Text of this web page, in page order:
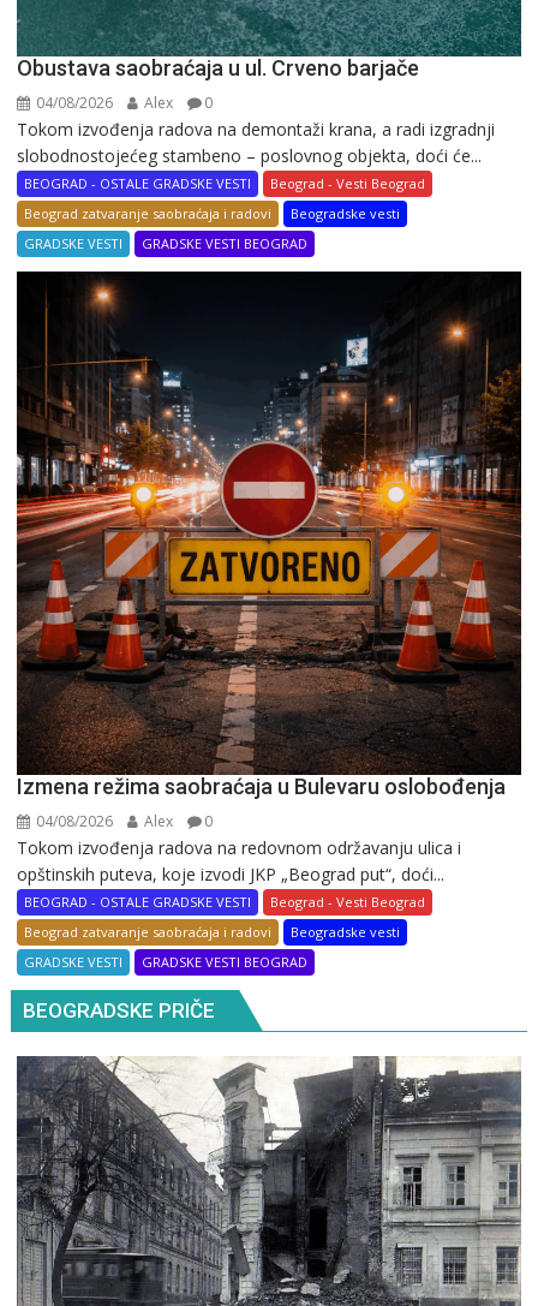
Obustava saobraćaja u ul. Crveno barjače
04/08/2026 Alex 0
Tokom izvođenja radova na demontaži krana, a radi izgradnji
slobodnostojećeg stambeno – poslovnog objekta, doći će...
BEOGRAD - OSTALE GRADSKE VESTI
Beograd - Vesti Beograd
Beograd zatvaranje saobraćaja i radovi
Beogradske vesti
GRADSKE VESTI
GRADSKE VESTI BEOGRAD
Izmena režima saobraćaja u Bulevaru oslobođenja
04/08/2026 Alex 0
Tokom izvođenja radova na redovnom održavanju ulica i
opštinskih puteva, koje izvodi JKP „Beograd put“, doći...
BEOGRAD - OSTALE GRADSKE VESTI
Beograd - Vesti Beograd
Beograd zatvaranje saobraćaja i radovi
Beogradske vesti
GRADSKE VESTI
GRADSKE VESTI BEOGRAD
BEOGRADSKE PRIČE